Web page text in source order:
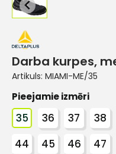
Darba kurpes,
Artikuls: MIAMI-ME/35
Pieejamie izmēri
35 36 37 38
44
45 46 47